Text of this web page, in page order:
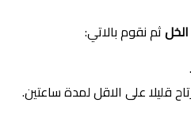
الخلثم نقوم بالاتي: